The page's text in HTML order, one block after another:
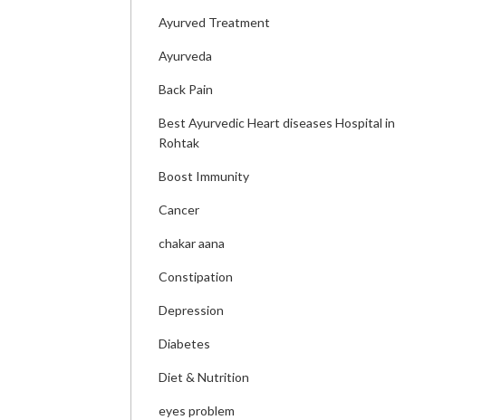
Ayurved Treatment
Ayurveda
Back Pain
Best Ayurvedic Heart diseases Hospital in
Rohtak
Boost Immunity
Cancer
chakar aana
Constipation
Depression
Diabetes
Diet & Nutrition
eyes problem